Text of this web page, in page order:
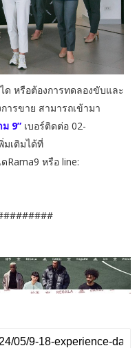
หรือต้องการทดลองขับและ
ารขาย สามารถเข้ามา
9” เบอร์ติดต่อ 02-
มเติมได้ที่
Rama9 หรือ line: